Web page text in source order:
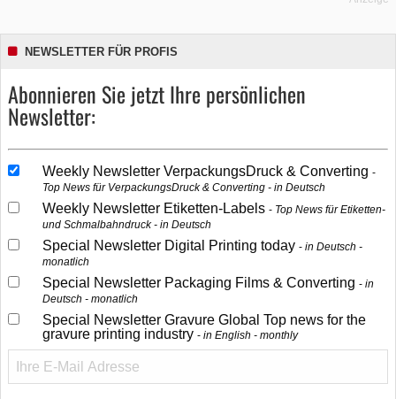
NEWSLETTER FÜR PROFIS
Abonnieren Sie jetzt Ihre persönlichen
Newsletter:
Weekly Newsletter VerpackungsDruck & Converting
Top News für VerpackungsDruck & Converting - in Deutsch
Weekly Newsletter Etiketten-Labels
Top News für Etiketten-
und Schmalbahndruck - in Deutsch
Special Newsletter Digital Printing today
in Deutsch -
monatlich
Special Newsletter Packaging Films & Converting
in
Deutsch - monatlich
Special Newsletter Gravure Global Top news for the
gravure printing industry
in English - monthly